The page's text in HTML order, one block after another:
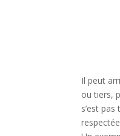
Il peut
ou tiers,
s’est